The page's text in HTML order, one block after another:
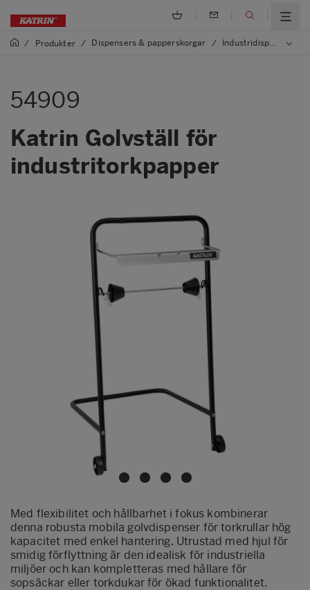
/ Produkter / Dispensers & papperskorgar / Industridispensers och papperskorgar
54909
Katrin Golvställ för
industritorkpapper
Med flexibilitet och hållbarhet i fokus kombinerar
denna robusta mobila golvdispenser för torkrullar hög
kapacitet med enkel hantering. Utrustad med hjul för
smidig förflyttning är den idealisk för industriella
miljöer och kan kompletteras med hållare för
sopsäckar eller torkdukar för ökad funktionalitet.